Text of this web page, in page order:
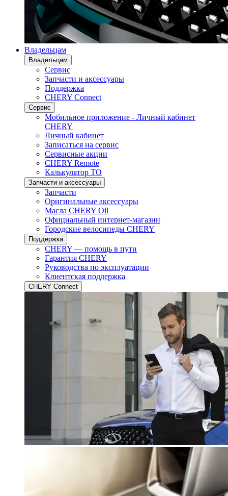
Владельцам
Владельцам
Сервис
Запчасти и аксессуары
Поддержка
CHERY Connect
Сервис
Мобильное приложение - Личный кабинет
CHERY
Личный кабинет
Записаться на сервис
Сервисные акции
CHERY Remote
Калькулятор ТО
Запчасти и аксессуары
Запчасти
Оригинальные аксессуары
Масла CHERY Oil
Официальный интернет-магазин
Городские велосипеды CHERY
Поддержка
CHERY — помощь в пути
Гарантия CHERY
Руководства по эксплуатации
Клиентская поддержка
CHERY Connect